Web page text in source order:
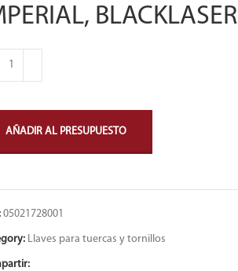
BLACKLASER
AÑADIR AL PRESUPUESTO
05021728001
Llaves para tuercas y tornillos